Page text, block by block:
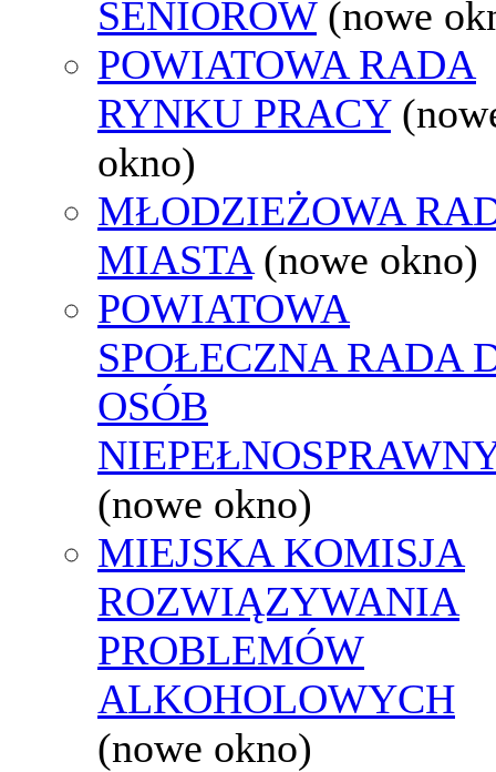
SENIORÓW (nowe
POWIATOWA RADA
RYNKU PRACY
okno)
MŁODZIEŻOWA
MIASTA (nowe okno)
POWIATOWA
SPOŁECZNA RADA
OSÓB
(nowe okno)
MIEJSKA KOMISJA
ROZWIĄZYWANIA
PROBLEMÓW
ALKOHOLOWYCH
(nowe okno)